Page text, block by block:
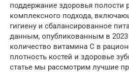
поддержание здоровья полости
комплексного подхода,
гигиену и сбалансированное
данным, опубликованным в 2023
количество витамина С в
плотность костей и здоровье
статье мы рассмотрим лучшие